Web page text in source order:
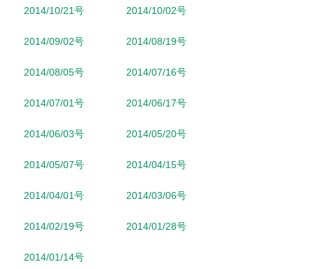
2014/10/21号 2014/10/02号
2014/09/02号 2014/08/19号
2014/08/05号 2014/07/16号
2014/07/01号 2014/06/17号
2014/06/03号 2014/05/20号
2014/05/07号 2014/04/15号
2014/04/01号 2014/03/06号
2014/02/19号 2014/01/28号
2014/01/14号